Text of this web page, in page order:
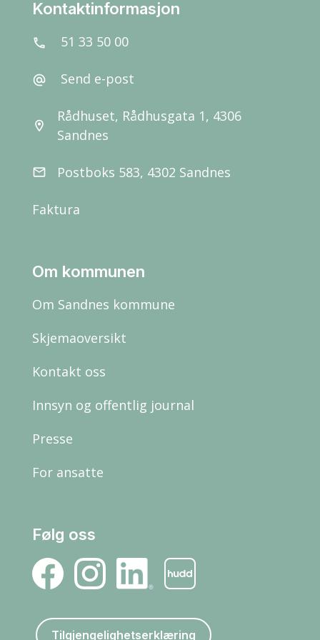
Kontaktinformasjon
call 51 33 50 00
alternate_email Send e-post
location_on
Rådhuset, Rådhusgata 1, 4306
Sandnes
email Postboks 583, 4302 Sandnes
Faktura
Om kommunen
Om Sandnes kommune
Skjemaoversikt
Kontakt oss
Innsyn og offentlig journal
Presse
For ansatte
Følg oss
Tilgjengelighetserklæring